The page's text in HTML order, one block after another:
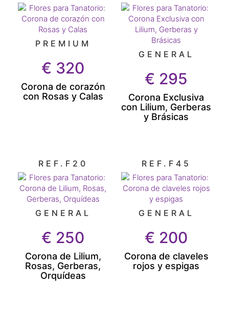
PREMIUM
€ 320
Corona de corazón
con Rosas y Calas
GENERAL
€ 295
Corona Exclusiva
con Lilium, Gerberas
y Brásicas
REF.F20
GENERAL
€ 250
Corona de Lilium,
Rosas, Gerberas,
Orquídeas
REF.F45
GENERAL
€ 200
Corona de claveles
rojos y espigas